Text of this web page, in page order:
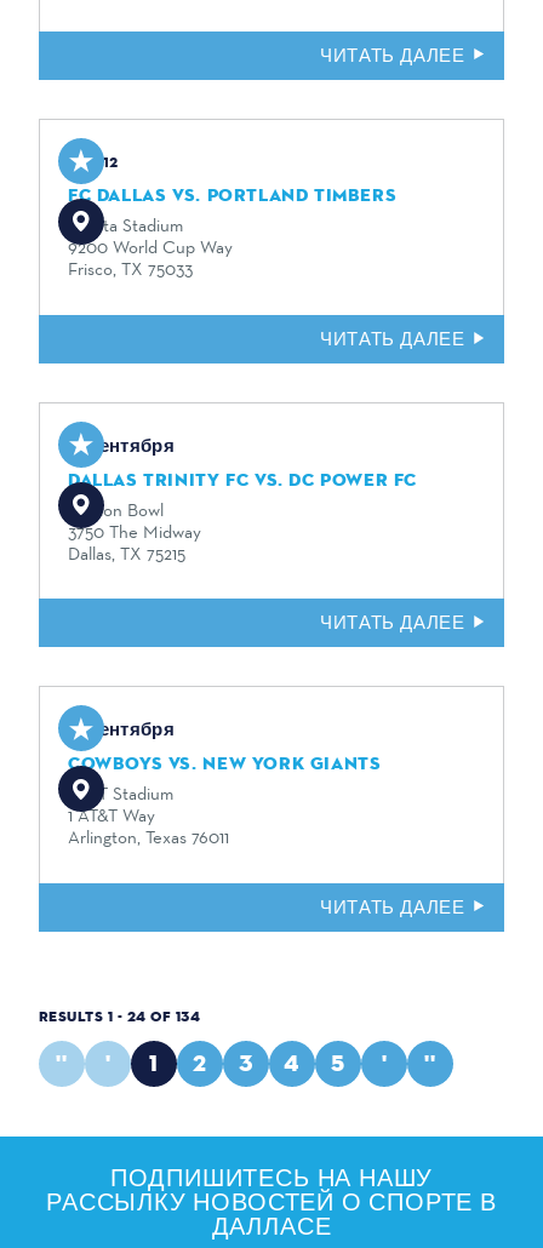
ЧИТАТЬ ДАЛЕЕ
Sep 12
FC DALLAS VS. PORTLAND TIMBERS
Toyota Stadium
9200 World Cup Way
Frisco, TX 75033
ЧИТАТЬ ДАЛЕЕ
13 сентября
DALLAS TRINITY FC VS. DC POWER FC
Cotton Bowl
3750 The Midway
Dallas, TX 75215
ЧИТАТЬ ДАЛЕЕ
13 сентября
COWBOYS VS. NEW YORK GIANTS
AT&T Stadium
1 AT&T Way
Arlington, Texas 76011
ЧИТАТЬ ДАЛЕЕ
RESULTS 1 - 24 OF 134
'' ' 1 2 3 4 5 ' ''
ПОДПИШИТЕСЬ НА НАШУ
РАССЫЛКУ НОВОСТЕЙ О СПОРТЕ В
ДАЛЛАСЕ